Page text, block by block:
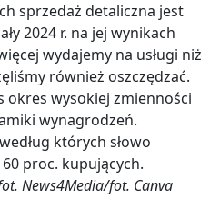
sprzedaż detaliczna jest
2024 r. na jej wynikach
wydajemy na usługi niż
również oszczędzać.
okres wysokiej zmienności
wynagrodzeń.
których słowo
60 proc. kupujących.
News4Media/fot. Canva